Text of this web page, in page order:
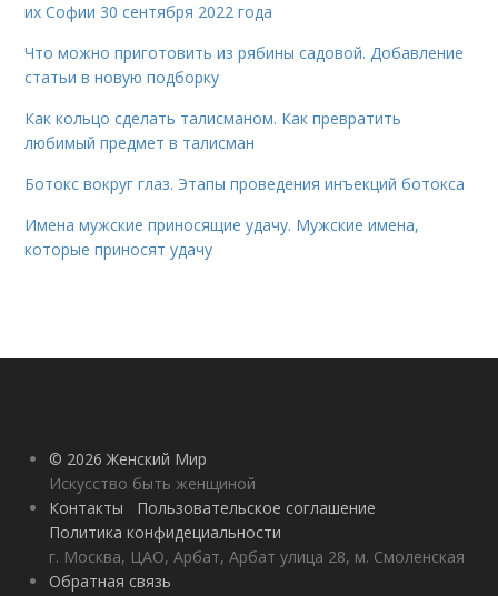
их Софии 30 сентября 2022 года
Что можно приготовить из рябины садовой. Добавление
статьи в новую подборку
Как кольцо сделать талисманом. Как превратить
любимый предмет в талисман
Ботокс вокруг глаз. Этапы проведения инъекций ботокса
Имена мужские приносящие удачу. Мужские имена,
которые приносят удачу
© 2026 Женский Мир
Искусство быть женщиной
Контакты
Пользовательское соглашение
Политика конфидециальности
г. Москва, ЦАО, Арбат, Арбат улица 28, м. Смоленская
Обратная связь